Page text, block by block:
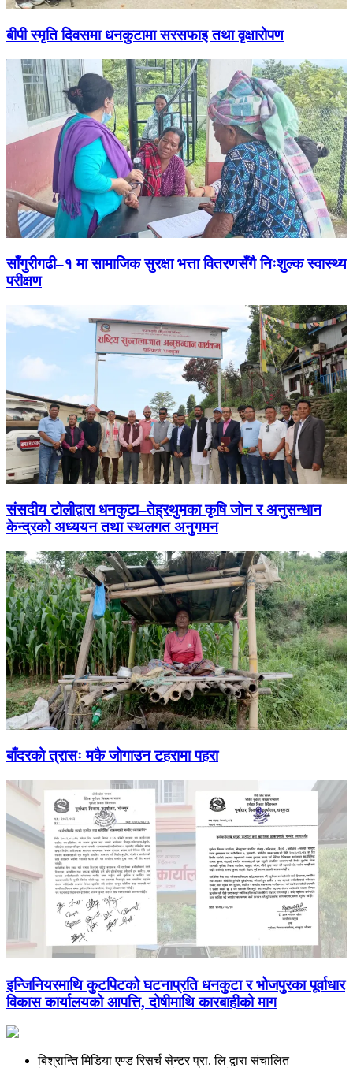
बीपी स्मृति दिवसमा धनकुटामा सरसफाइ तथा वृक्षारोपण
साँगुरीगढी–१ मा सामाजिक सुरक्षा भत्ता वितरणसँगै निःशुल्क स्वास्थ्य
परीक्षण
संसदीय टोलीद्वारा धनकुटा–तेह्रथुमका कृषि जोन र अनुसन्धान
केन्द्रको अध्ययन तथा स्थलगत अनुगमन
बाँदरको त्रासः मकै जोगाउन टहरामा पहरा
इन्जिनियरमाथि कुटपिटको घटनाप्रति धनकुटा र भोजपुरका पूर्वाधार
विकास कार्यालयको आपत्ति, दोषीमाथि कारबाहीको माग
बिश्रान्ति मिडिया एण्ड रिसर्च सेन्टर प्रा. लि द्वारा संचालित